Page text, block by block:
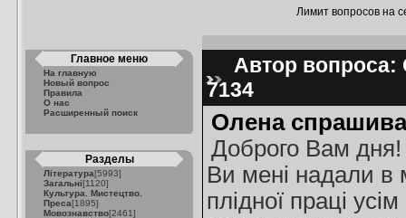
Лимит вопросов на
Главное меню
На главную
Новый вопрос
Правила
О нас
Расширенный поиск
Разделы
Література[5993]
Загальні[1120]
Культура. Мистецтво.
Преса[1895]
Мовознавство[2461]
Автор
7134
Олена
Доброго Вам дня!
Ви мені надали в
плідної праці